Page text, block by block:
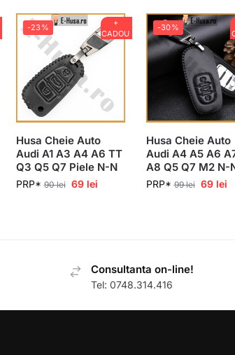
+
CADOU
-23%
Husa Cheie Auto
Audi A1 A3 A4 A6 TT
Q3 Q5 Q7 Piele N-N
PRP*90lei 69 lei
-30%
Husa Cheie Auto
Audi A4 A5 A6
A8 Q5 Q7 M2 N-
PRP*99lei 69 lei
Consultanta on-line!
Tel: 0748.314.416